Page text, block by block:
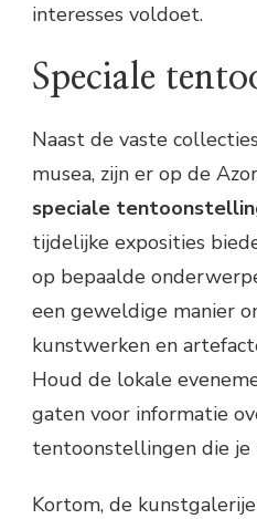
interesses voldoet.
Speciale
Naast de vaste
musea, zijn er op de
speciale
tijdelijke exposities
op bepaalde
een geweldige manier
kunstwerken en
Houd de lokale
gaten voor informatie
tentoonstellingen die je
Kortom, de